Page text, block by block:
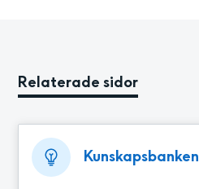
Relaterade sidor
Kunskapsbanken